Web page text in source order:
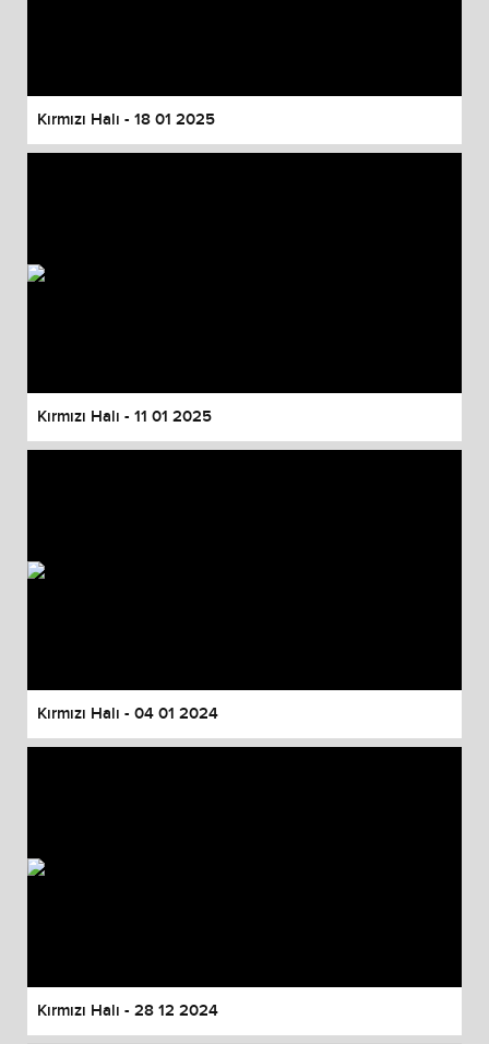
Kırmızı Halı - 18 01 2025
Kırmızı Halı - 11 01 2025
Kırmızı Halı - 04 01 2024
Kırmızı Halı - 28 12 2024